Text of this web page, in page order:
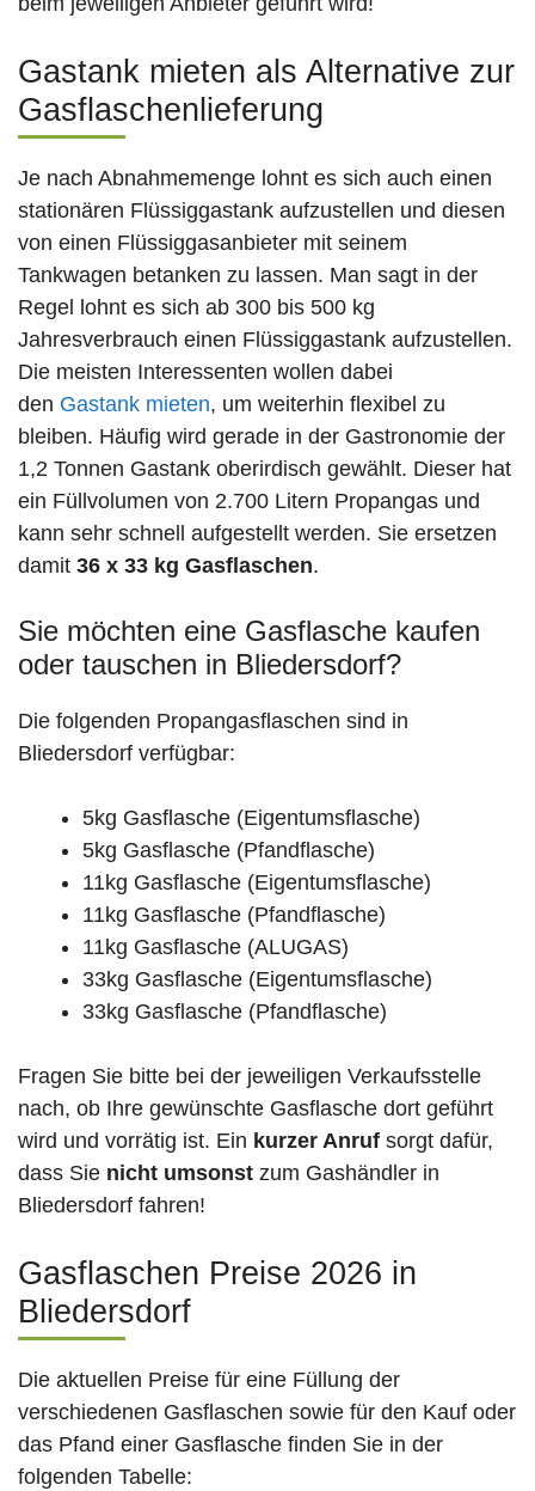
Gastank mieten als Alternative zur
Gasflaschenlieferung
Je nach Abnahmemenge lohnt es sich auch einen
stationären Flüssiggastank aufzustellen und diesen
von einen Flüssiggasanbieter mit seinem
Tankwagen betanken zu lassen. Man sagt in der
Regel lohnt es sich ab 300 bis 500 kg
Jahresverbrauch einen Flüssiggastank aufzustellen.
Die meisten Interessenten wollen dabei
den Gastank mieten, um weiterhin flexibel zu
bleiben. Häufig wird gerade in der Gastronomie der
1,2 Tonnen Gastank oberirdisch gewählt. Dieser hat
ein Füllvolumen von 2.700 Litern Propangas und
kann sehr schnell aufgestellt werden. Sie ersetzen
damit 36 x 33 kg Gasflaschen.
Sie möchten eine Gasflasche kaufen
oder tauschen in Bliedersdorf?
Die folgenden Propangasflaschen sind in
Bliedersdorf verfügbar:
5kg Gasflasche (Eigentumsflasche)
5kg Gasflasche (Pfandflasche)
11kg Gasflasche (Eigentumsflasche)
11kg Gasflasche (Pfandflasche)
11kg Gasflasche (ALUGAS)
33kg Gasflasche (Eigentumsflasche)
33kg Gasflasche (Pfandflasche)
Fragen Sie bitte bei der jeweiligen Verkaufsstelle
nach, ob Ihre gewünschte Gasflasche dort geführt
wird und vorrätig ist. Ein kurzer Anruf sorgt dafür,
dass Sie nicht umsonst zum Gashändler in
Bliedersdorf fahren!
Gasflaschen Preise 2026 in
Bliedersdorf
Die aktuellen Preise für eine Füllung der
verschiedenen Gasflaschen sowie für den Kauf oder
das Pfand einer Gasflasche finden Sie in der
folgenden Tabelle: